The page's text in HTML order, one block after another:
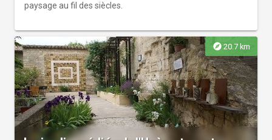
paysage au fil des siècles.
explore 20.7 km